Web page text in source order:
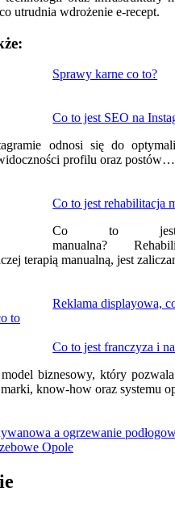
utrudnia wdrożenie e-recept.
Sprawy karne co to?
Co to jest SEO na
odnosi się do
profilu oraz postów…
Co to jest rehabilitacja
Co to jest
manualna?
terapią manualną, jest
Reklama displayowa,
Co to jest franczyza i
biznesowy, który
know-how oraz systemu
a ogrzewanie
Opole